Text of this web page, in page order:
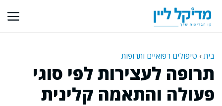
לתוכן
בית› טיפולים רפואיים ותרופות
תרופה לעצירות לפי סוגי
פעולה והתאמה קלינית